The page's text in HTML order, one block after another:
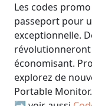
Les codes
passeport pour
exceptionnelle.
révolutionneront
économisant.
explorez de
Portable Monitor.